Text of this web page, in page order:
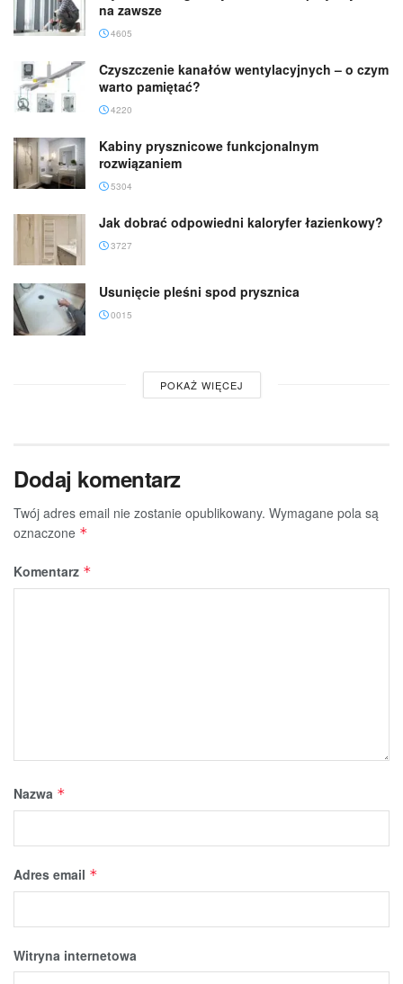
na zawsze
4605
Czyszczenie kanałów wentylacyjnych – o czym
warto pamiętać?
4220
Kabiny prysznicowe funkcjonalnym
rozwiązaniem
5304
Jak dobrać odpowiedni kaloryfer łazienkowy?
3727
Usunięcie pleśni spod prysznica
0015
POKAŻ WIĘCEJ
Dodaj komentarz
Twój adres email nie zostanie opublikowany. Wymagane pola są
oznaczone *
Komentarz *
Nazwa *
Adres email *
Witryna internetowa